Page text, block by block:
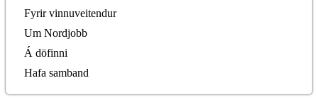
Fyrir vinnuveitendur
Um Nordjobb
Á döfinni
Hafa samband